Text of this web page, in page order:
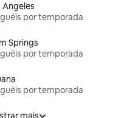
Angeles
por temporada
Springs
por temporada
por temporada
mais